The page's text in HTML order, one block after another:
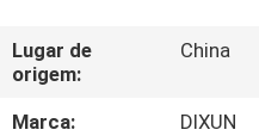
DE
VR
Lugar de
origem:
China
Marca:
DIXUN